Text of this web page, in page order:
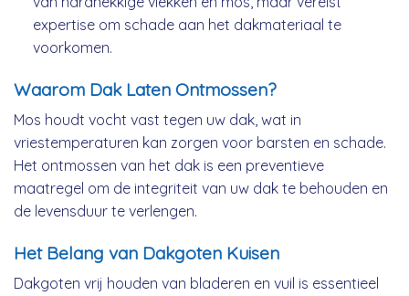
expertise om schade aan het dakmateriaal te
voorkomen.
Waarom Dak Laten Ontmossen?
Mos houdt vocht vast tegen uw dak, wat in
vriestemperaturen kan zorgen voor barsten en schade.
Het ontmossen van het dak is een preventieve
maatregel om de integriteit van uw dak te behouden en
de levensduur te verlengen.
Het Belang van Dakgoten Kuisen
Dakgoten vrij houden van bladeren en vuil is essentieel